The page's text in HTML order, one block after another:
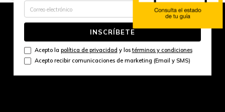
INSCRÍBETE
Acepto la política de privacidad y lostérminos y condiciones
Acepto recibir comunicaciones de marketing (Email y SMS)